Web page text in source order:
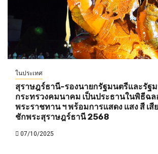
ในประเทศ
สุราษฎร์ธานี-รองนายกรัฐมนตรีและรัฐ
กระทรวงคมนาคม เป็นประธานในพิธีฉล
พระราชทาน ฯ พร้อมการแสดง แสง สี เสี
ชักพระสุราษฎร์ธานี 2568
07/10/2025